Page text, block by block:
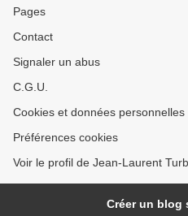
Pages
Contact
Signaler un abus
C.G.U.
Cookies et données personnelles
Préférences cookies
Voir le profil de Jean-Laurent
Créer un blog